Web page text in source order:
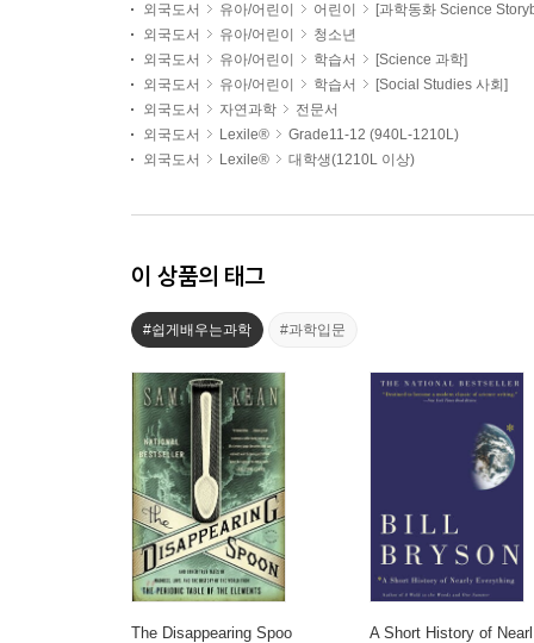
외국도서 유아/어린이 어린이
[과학동화 Science
외국도서
유아/어린이
청소년
외국도서
유아/어린이 학습서
[Science 과학]
외국도서
유아/어린이 학습서
[Social Studies 사회]
외국도서
자연과학
전문서
외국도서
Lexile®
Grade11-12 (940L-1210L)
외국도서
Lexile® 대학생(1210L 이상)
이 상품의 태그
#쉽게배우는과학 #과학입문
The Disappearing Spoo
A Short History of Nearl